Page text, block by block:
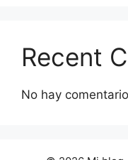
Recent
No hay